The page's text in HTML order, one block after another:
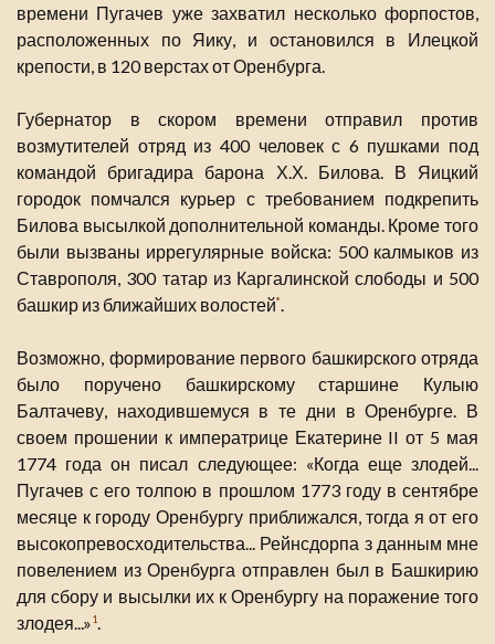
времени Пугачев уже захватил несколько форпостов,
расположенных по Яику, и остановился в Илецкой
крепости, в 120 верстах от Оренбурга.
Губернатор в скором времени отправил против
возмутителей отряд из 400 человек с 6 пушками под
командой бригадира барона Х.Х. Билова. В Яицкий
городок помчался курьер с требованием подкрепить
Билова высылкой дополнительной команды. Кроме того
были вызваны иррегулярные войска: 500 калмыков из
Ставрополя, 300 татар из Каргалинской слободы и 500
башкир из ближайших волостей*.
Возможно, формирование первого башкирского отряда
было поручено башкирскому старшине Кулыю
Балтачеву, находившемуся в те дни в Оренбурге. В
своем прошении к императрице Екатерине II от 5 мая
1774 года он писал следующее: «Когда еще злодей...
Пугачев с его толпою в прошлом 1773 году в сентябре
месяце к городу Оренбургу приближался, тогда я от его
высокопревосходительства... Рейнсдорпа з данным мне
повелением из Оренбурга отправлен был в Башкирию
для сбору и высылки их к Оренбургу на поражение того
злодея...»1.